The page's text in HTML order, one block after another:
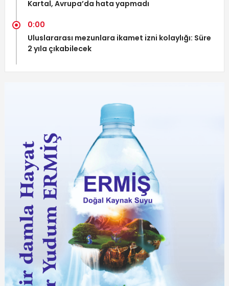
Kartal, Avrupa’da hata yapmadı
0:00
Uluslararası mezunlara ikamet izni kolaylığı: Süre
2 yıla çıkabilecek